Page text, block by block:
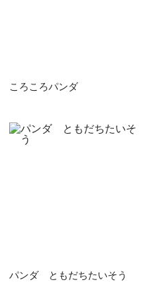
ころころパンダ
パンダ ともだちたいそう